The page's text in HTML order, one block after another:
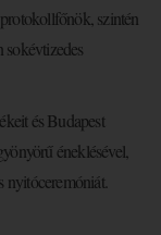
szintén
sokévtizedes
és Budapest
éneklésével,